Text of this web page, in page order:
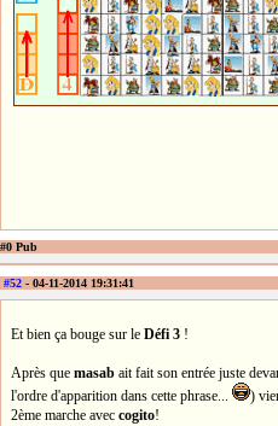
#0 Pub
#52 - 04-11-2014 19:31:41
Et bien ça bouge sur le Défi 3 !
Après que masab ait fait son entrée juste
l'ordre d'apparition dans cette phrase...
)
2ème marche avec cogito!